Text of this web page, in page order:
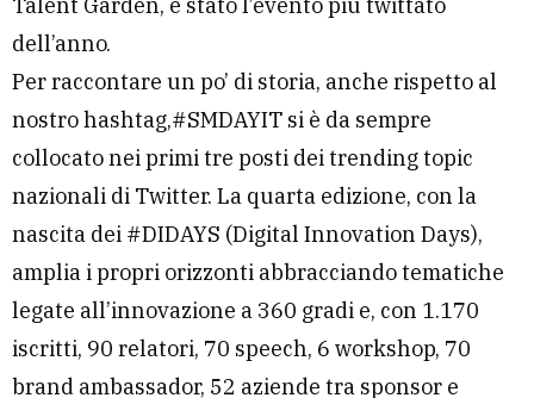
dell’anno.
Per raccontare un po’ di storia, anche rispetto al
nostro hashtag,#SMDAYIT si è da sempre
collocato nei primi tre posti dei trending topic
nazionali di Twitter. La quarta edizione, con la
nascita dei #DIDAYS (Digital Innovation Days),
amplia i propri orizzonti abbracciando tematiche
legate all’innovazione a 360 gradi e, con 1.170
iscritti, 90 relatori, 70 speech, 6 workshop, 70
brand ambassador, 52 aziende tra sponsor e